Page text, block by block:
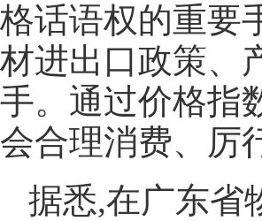
格话语权的重要
材进出口政策、
手。通过价格指
会合理消费、厉
据悉,在广东省